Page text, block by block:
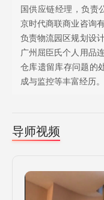
国供应链经理，负责
京时代商联商业咨询
负责物流园区规划设
广州屈臣氏个人用品
仓库遗留库存问题的
成与监控等丰富经历。
导师视频